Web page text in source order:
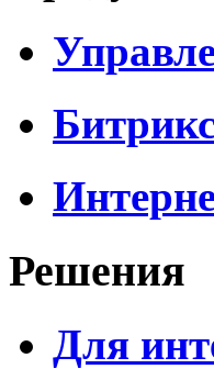
Решения
Для